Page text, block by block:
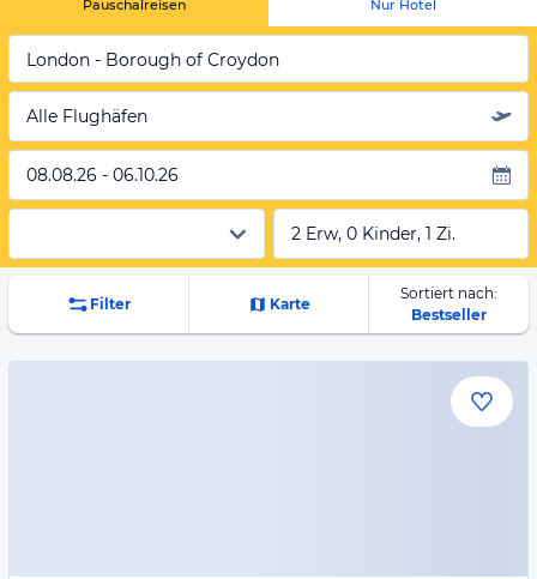
Pauschalreisen Nur Hotel
London - Borough of Croydon
Alle Flughäfen
08.08.26 - 06.10.26
2 Erw, 0 Kinder, 1 Zi.
Filter Karte
Sortiert nach:
Bestseller